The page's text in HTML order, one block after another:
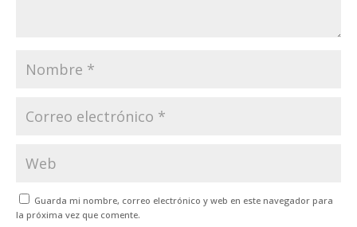
Guarda mi nombre, correo electrónico y web en este navegador para
la próxima vez que comente.